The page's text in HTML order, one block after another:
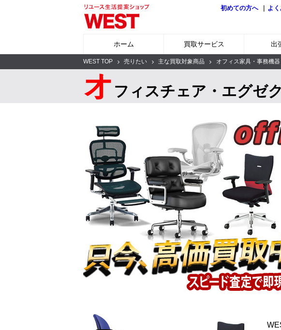
初めての方へ | よ
ホーム 買取サービス 出
WEST TOP 売りたい 主な買取対象商品 オフィス家具・事務機器
オ フィスチェア・エグゼ